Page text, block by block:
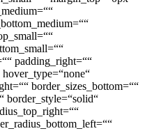
padding_right=““
border_sizes_bottom=““
border_style=“solid“